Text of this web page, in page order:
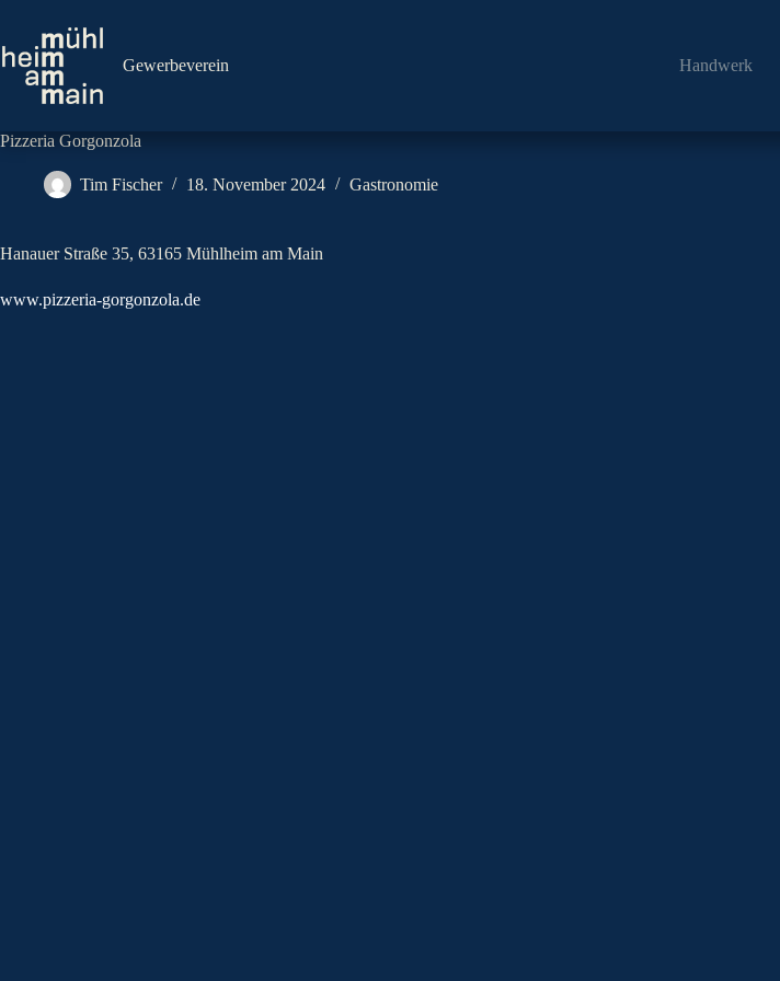
springen
Gewerbeverein
Handwerk
Pizzeria Gorgonzola
Tim Fischer 18. November 2024 Gastronomie
Hanauer Straße 35, 63165 Mühlheim am Main
www.pizzeria-gorgonzola.de